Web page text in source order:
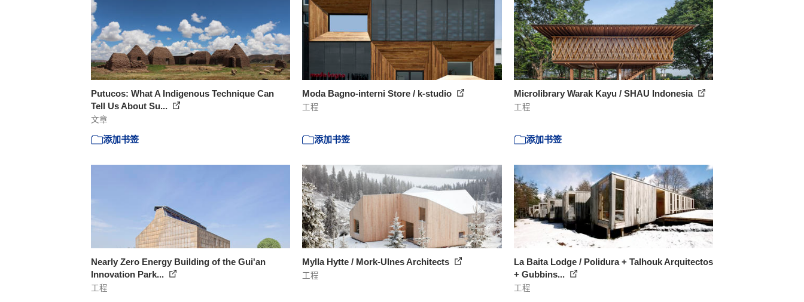
Putucos: What A Indigenous Technique Can
Tell Us About Su...
文章
添加书签
Moda Bagno-interni Store / k-studio
工程
添加书签
Microlibrary Warak Kayu / SHAU Indonesia
工程
添加书签
Nearly Zero Energy Building of the Gui'an
Innovation Park...
工程
Mylla Hytte / Mork-Ulnes Architects
工程
La Baita Lodge / Polidura + Talhouk Arquitectos
+ Gubbins...
工程